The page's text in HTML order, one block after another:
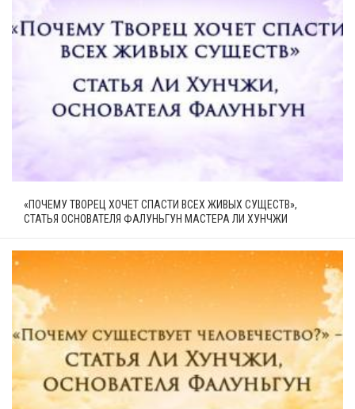
«ПОЧЕМУ ТВОРЕЦ ХОЧЕТ СПАСТИ ВСЕХ ЖИВЫХ СУЩЕСТВ»,
СТАТЬЯ ОСНОВАТЕЛЯ ФАЛУНЬГУН МАСТЕРА ЛИ ХУНЧЖИ